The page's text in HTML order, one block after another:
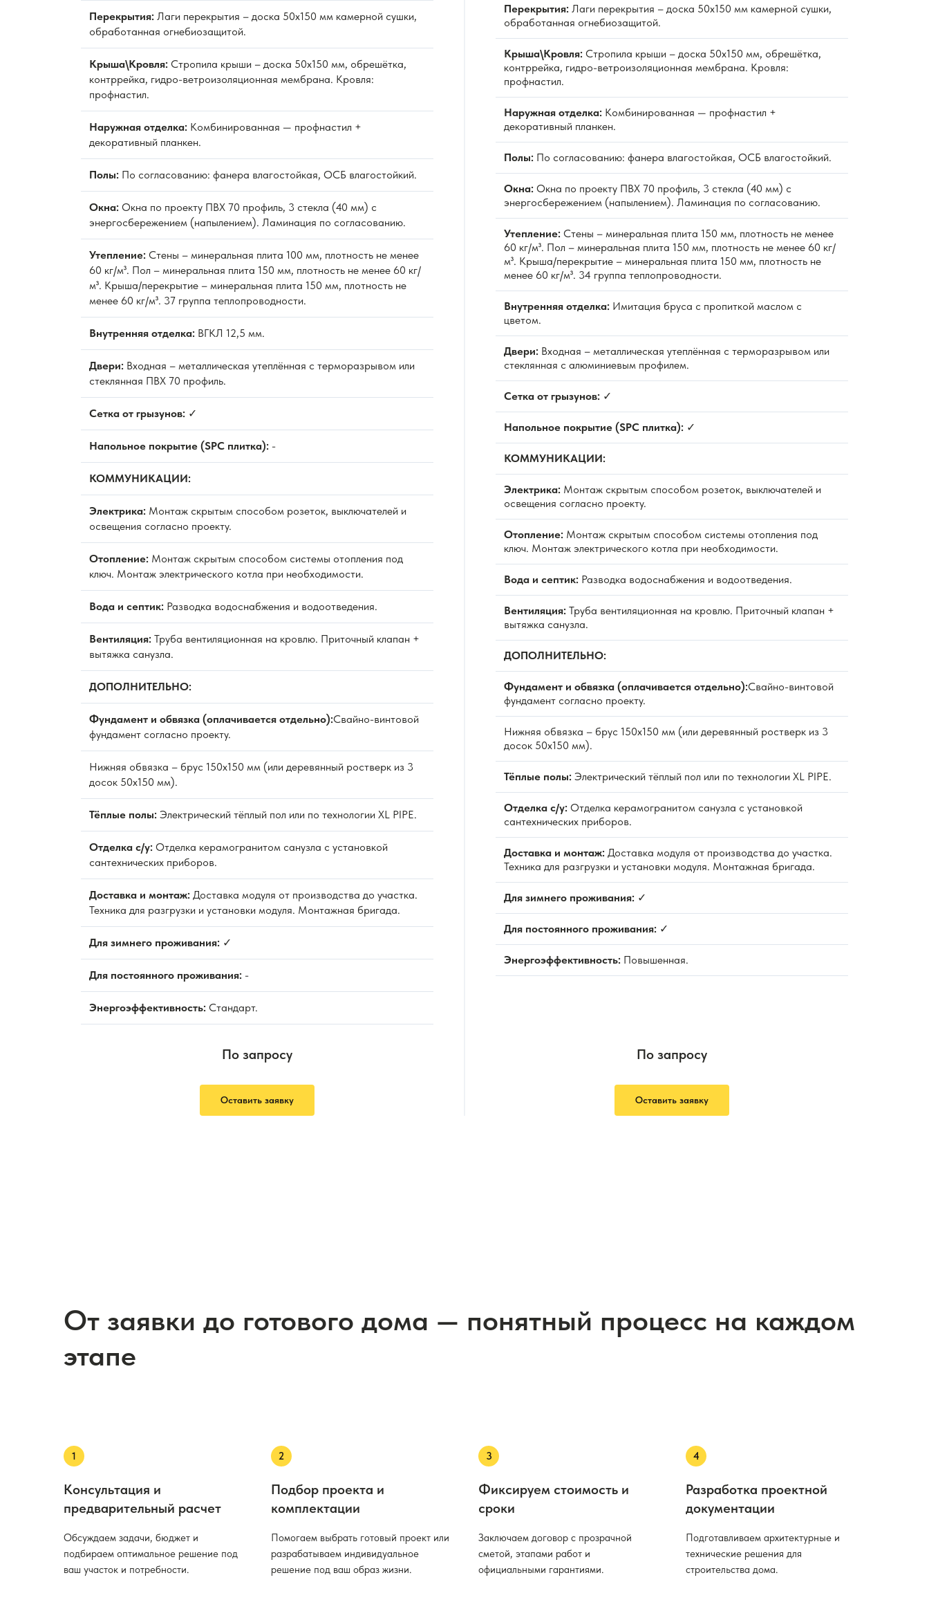
Перекрытия: Лаги перекрытия – доска 50х150 мм камерной сушки,
обработанная огнебиозащитой.
Крыша\Кровля: Стропила крыши – доска 50х150 мм, обрешётка,
контррейка, гидро-ветроизоляционная мембрана. Кровля:
профнастил.
Наружная отделка: Комбинированная — профнастил +
декоративный планкен.
Полы: По согласованию: фанера влагостойкая, ОСБ влагостойкий.
Окна: Окна по проекту ПВХ 70 профиль, 3 стекла (40 мм) с
энергосбережением (напылением). Ламинация по согласованию.
Утепление: Стены – минеральная плита 100 мм, плотность не менее
60 кг/м³. Пол – минеральная плита 150 мм, плотность не менее 60 кг/
м³. Крыша/перекрытие – минеральная плита 150 мм, плотность не
менее 60 кг/м³. 37 группа теплопроводности.
Внутренняя отделка: ВГКЛ 12,5 мм.
Двери: Входная – металлическая утеплённая с терморазрывом или
стеклянная ПВХ 70 профиль.
Сетка от грызунов: ✓
Напольное покрытие (SPC плитка): -
КОММУНИКАЦИИ:
Электрика: Монтаж скрытым способом розеток, выключателей и
освещения согласно проекту.
Отопление: Монтаж скрытым способом системы отопления под
ключ. Монтаж электрического котла при необходимости.
Вода и септик: Разводка водоснабжения и водоотведения.
Вентиляция: Труба вентиляционная на кровлю. Приточный клапан +
вытяжка санузла.
ДОПОЛНИТЕЛЬНО:
Фундамент и обвязка (оплачивается отдельно):Свайно-винтовой
фундамент согласно проекту.
Нижняя обвязка – брус 150х150 мм (или деревянный ростверк из 3
досок 50х150 мм).
Тёплые полы: Электрический тёплый пол или по технологии XL PIPE.
Отделка с/у: Отделка керамогранитом санузла с установкой
сантехнических приборов.
Доставка и монтаж: Доставка модуля от производства до участка.
Техника для разгрузки и установки модуля. Монтажная бригада.
Для зимнего проживания: ✓
Для постоянного проживания: -
Энергоэффективность: Стандарт.
По запросу
Оставить заявку
Перекрытия: Лаги перекрытия – доска 50х150 мм камерной сушки,
обработанная огнебиозащитой.
Крыша\Кровля: Стропила крыши – доска 50х150 мм, обрешётка,
контррейка, гидро-ветроизоляционная мембрана. Кровля:
профнастил.
Наружная отделка: Комбинированная — профнастил +
декоративный планкен.
Полы: По согласованию: фанера влагостойкая, ОСБ влагостойкий.
Окна: Окна по проекту ПВХ 70 профиль, 3 стекла (40 мм) с
энергосбережением (напылением). Ламинация по согласованию.
Утепление: Стены – минеральная плита 150 мм, плотность не менее
60 кг/м³. Пол – минеральная плита 150 мм, плотность не менее 60 кг/
м³. Крыша/перекрытие – минеральная плита 150 мм, плотность не
менее 60 кг/м³. 34 группа теплопроводности.
Внутренняя отделка: Имитация бруса с пропиткой маслом с
цветом.
Двери: Входная – металлическая утеплённая с терморазрывом или
стеклянная с алюминиевым профилем.
Сетка от грызунов: ✓
Напольное покрытие (SPC плитка): ✓
КОММУНИКАЦИИ:
Электрика: Монтаж скрытым способом розеток, выключателей и
освещения согласно проекту.
Отопление: Монтаж скрытым способом системы отопления под
ключ. Монтаж электрического котла при необходимости.
Вода и септик: Разводка водоснабжения и водоотведения.
Вентиляция: Труба вентиляционная на кровлю. Приточный клапан +
вытяжка санузла.
ДОПОЛНИТЕЛЬНО:
Фундамент и обвязка (оплачивается отдельно):Свайно-винтовой
фундамент согласно проекту.
Нижняя обвязка – брус 150х150 мм (или деревянный ростверк из 3
досок 50х150 мм).
Тёплые полы: Электрический тёплый пол или по технологии XL PIPE.
Отделка с/у: Отделка керамогранитом санузла с установкой
сантехнических приборов.
Доставка и монтаж: Доставка модуля от производства до участка.
Техника для разгрузки и установки модуля. Монтажная бригада.
Для зимнего проживания: ✓
Для постоянного проживания: ✓
Энергоэффективность: Повышенная.
По запросу
Оставить заявку
От заявки до готового дома — понятный процесс на каждом
этапе
Консультация и
предварительный расчет
Обсуждаем задачи, бюджет и
подбираем оптимальное решение под
ваш участок и потребности.
Подбор проекта и
комплектации
Помогаем выбрать готовый проект или
разрабатываем индивидуальное
решение под ваш образ жизни.
Фиксируем стоимость и
сроки
Заключаем договор с прозрачной
сметой, этапами работ и
официальными гарантиями.
Разработка проектной
документации
Подготавливаем архитектурные и
технические решения для
строительства дома.